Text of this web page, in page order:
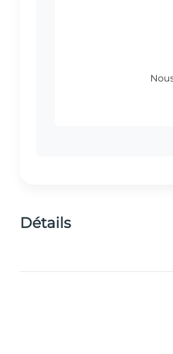
Détails